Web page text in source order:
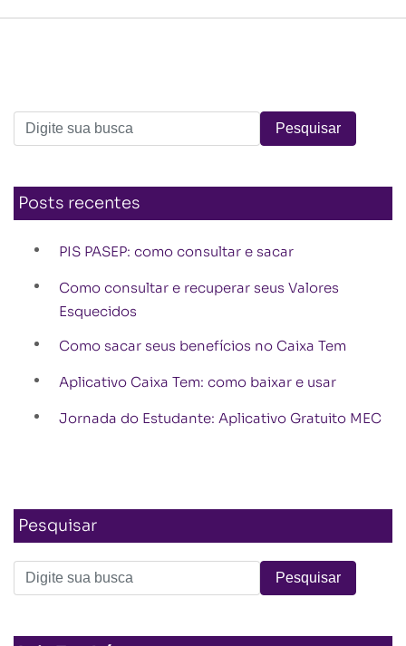
Posts recentes
PIS PASEP: como consultar e sacar
Como consultar e recuperar seus Valores
Esquecidos
Como sacar seus benefícios no Caixa Tem
Aplicativo Caixa Tem: como baixar e usar
Jornada do Estudante: Aplicativo Gratuito MEC
Pesquisar